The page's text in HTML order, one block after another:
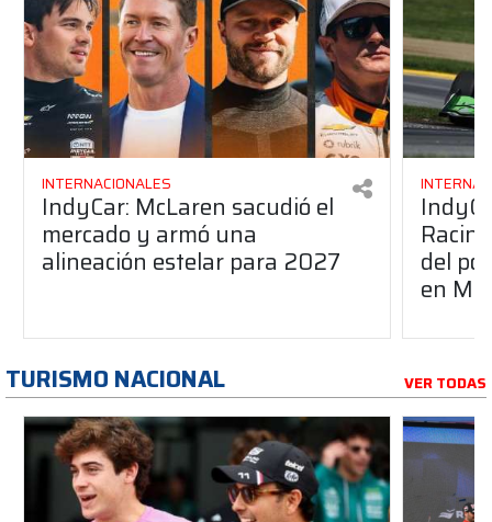
INTERNACIONALES
IndyCar: McLaren sacudió el
mercado y armó una
alineación estelar para 2027 del
en
TURISMO NACIONAL VER TODAS